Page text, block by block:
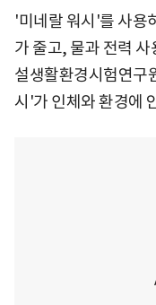
'미네랄 워시'를 사용
가 줄고, 물과 전력
설생활환경시험연구
시'가 인체와 환경에